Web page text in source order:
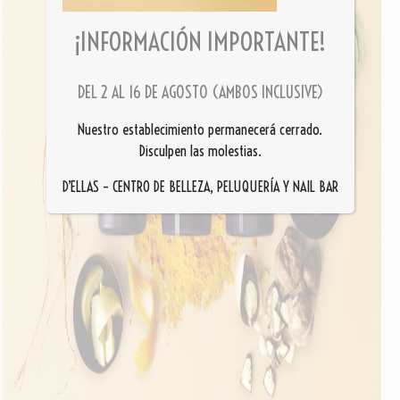
¡INFORMACIÓN IMPORTANTE!
DEL 2 AL 16 DE AGOSTO (AMBOS INCLUSIVE)
Nuestro establecimiento permanecerá cerrado.
Disculpen las molestias.
D’ELLAS – CENTRO DE BELLEZA, PELUQUERÍA Y NAIL BAR